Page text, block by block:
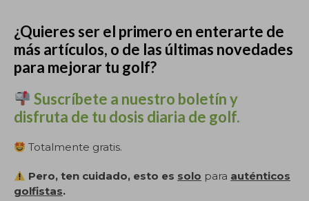
¿Quieres ser el primero en enterarte de
más artículos, o de las últimas novedades
para mejorar tu golf?
Suscríbete a nuestro boletín y
disfruta de tu dosis diaria de golf.
Totalmente gratis.
Pero, ten cuidado, esto es solo para auténticos
golfistas.